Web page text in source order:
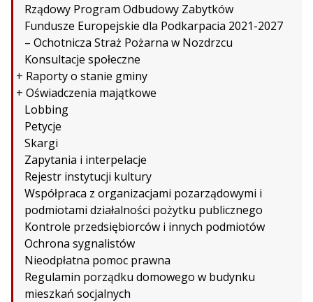
Rządowy Program Odbudowy Zabytków
Fundusze Europejskie dla Podkarpacia 2021-2027
– Ochotnicza Straż Pożarna w Nozdrzcu
Konsultacje społeczne
+ Raporty o stanie gminy
+ Oświadczenia majątkowe
Lobbing
Petycje
Skargi
Zapytania i interpelacje
Rejestr instytucji kultury
Współpraca z organizacjami pozarządowymi i
podmiotami działalności pożytku publicznego
Kontrole przedsiębiorców i innych podmiotów
Ochrona sygnalistów
Nieodpłatna pomoc prawna
Regulamin porządku domowego w budynku
mieszkań socjalnych